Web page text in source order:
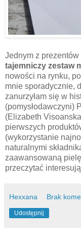
Jednym z prezentów
tajemniczy zestaw
nowości na rynku,
mnie sporadycznie,
zanurzyłam się w
(pomysłodawczyni)
(Elizabeth
pierwszych
(wykorzystanie
naturalnymi
zaawansowaną
przeczytać
Hexxana Brak
Udostępnij